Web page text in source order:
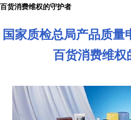
百货消费维权的守护者
国家质检总局产品质量
百货消费维权